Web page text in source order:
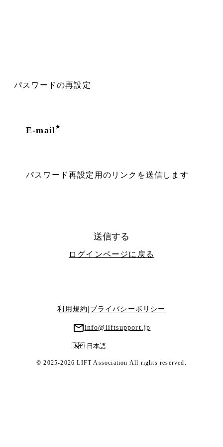
パスワードの再設定
E-mail
パスワード再設定用のリンクを送信します
送信する
ログインページに戻る
利用規約 プライバシーポリシー
info@liftsupport.jp
🇯🇵 日本語
© 2025-2026 LIFT Association All rights reserved.